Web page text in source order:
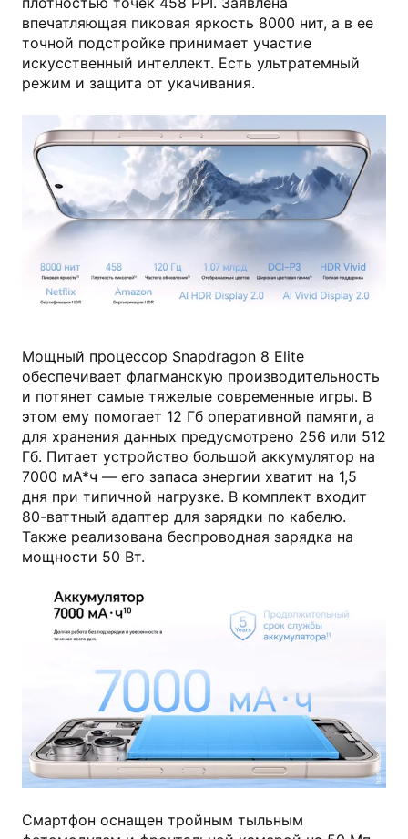
впечатляющая пиковая яркость 8000 нит, а в ее
точной подстройке принимает участие
искусственный интеллект. Есть ультратемный
режим и защита от укачивания.
Мощный процессор Snapdragon 8 Elite
обеспечивает флагманскую производительность
и потянет самые тяжелые современные игры. В
этом ему помогает 12 Гб оперативной памяти, а
для хранения данных предусмотрено 256 или 512
Гб. Питает устройство большой аккумулятор на
7000 мА*ч — его запаса энергии хватит на 1,5
дня при типичной нагрузке. В комплект входит
80-ваттный адаптер для зарядки по кабелю.
Также реализована беспроводная зарядка на
мощности 50 Вт.
honor.com
Смартфон оснащен тройным тыльным